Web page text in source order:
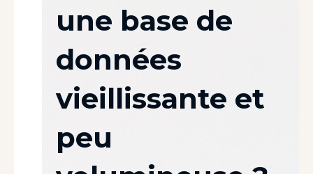
une base de
données
vieillissante et
peu